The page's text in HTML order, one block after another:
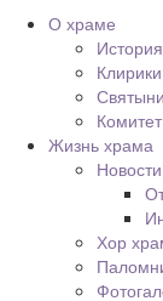
О храме
Клирики
Святыни
Жизнь храма
Хор